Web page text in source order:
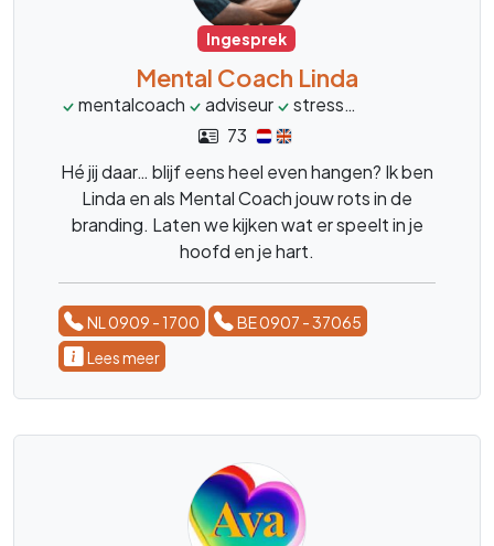
Ingesprek
Mental Coach Linda
mentalcoach adviseur stress
73
Hé jij daar… blijf eens heel even hangen? Ik ben
Linda en als Mental Coach jouw rots in de
branding. Laten we kijken wat er speelt in je
hoofd en je hart.
NL 0909 - 1700
BE 0907 - 37065
Lees meer